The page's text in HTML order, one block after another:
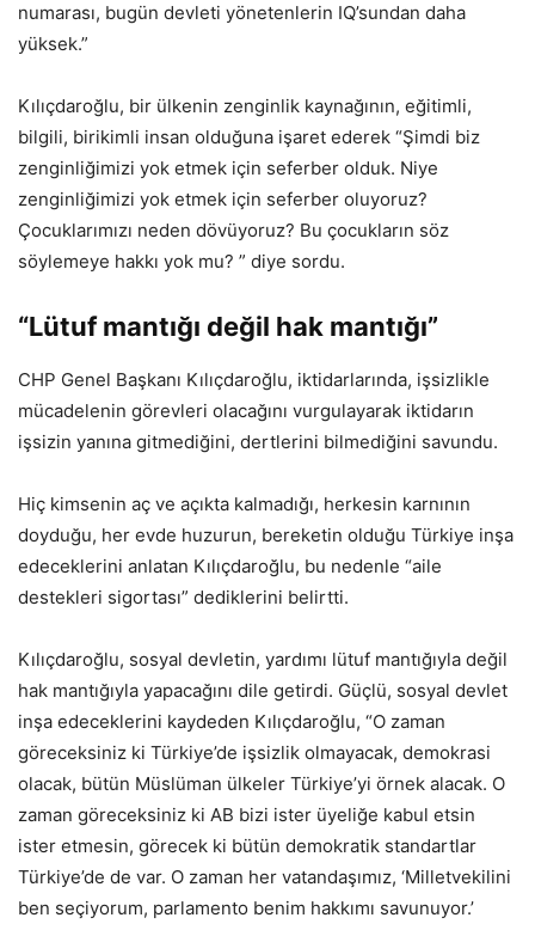
numarası, bugün devleti yönetenlerin IQ’sundan daha
yüksek.”
Kılıçdaroğlu, bir ülkenin zenginlik kaynağının, eğitimli,
bilgili, birikimli insan olduğuna işaret ederek “Şimdi biz
zenginliğimizi yok etmek için seferber olduk. Niye
zenginliğimizi yok etmek için seferber oluyoruz?
Çocuklarımızı neden dövüyoruz? Bu çocukların söz
söylemeye hakkı yok mu? ” diye sordu.
“Lütuf mantığı değil hak mantığı”
CHP Genel Başkanı Kılıçdaroğlu, iktidarlarında, işsizlikle
mücadelenin görevleri olacağını vurgulayarak iktidarın
işsizin yanına gitmediğini, dertlerini bilmediğini savundu.
Hiç kimsenin aç ve açıkta kalmadığı, herkesin karnının
doyduğu, her evde huzurun, bereketin olduğu Türkiye inşa
edeceklerini anlatan Kılıçdaroğlu, bu nedenle “aile
destekleri sigortası” dediklerini belirtti.
Kılıçdaroğlu, sosyal devletin, yardımı lütuf mantığıyla değil
hak mantığıyla yapacağını dile getirdi. Güçlü, sosyal devlet
inşa edeceklerini kaydeden Kılıçdaroğlu, “O zaman
göreceksiniz ki Türkiye’de işsizlik olmayacak, demokrasi
olacak, bütün Müslüman ülkeler Türkiye’yi örnek alacak. O
zaman göreceksiniz ki AB bizi ister üyeliğe kabul etsin
ister etmesin, görecek ki bütün demokratik standartlar
Türkiye’de de var. O zaman her vatandaşımız, ‘Milletvekilini
ben seçiyorum, parlamento benim hakkımı savunuyor.’